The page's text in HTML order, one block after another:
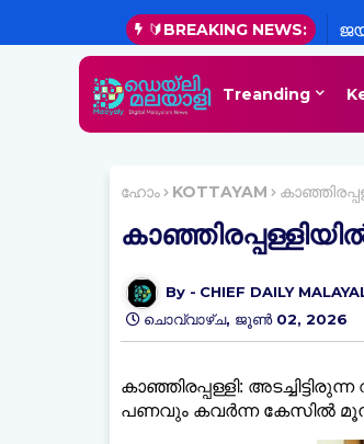
🔰BREAKING NEWS:
Treanding
ഹോം KOTTAYAM
CHIEF DAILY
ചൊവ്വാഴ്ച, ജൂൺ 02, 2026
കാഞ്ഞിരപ്പള്ളി:
പണവും കവർന്ന കേസിൽ